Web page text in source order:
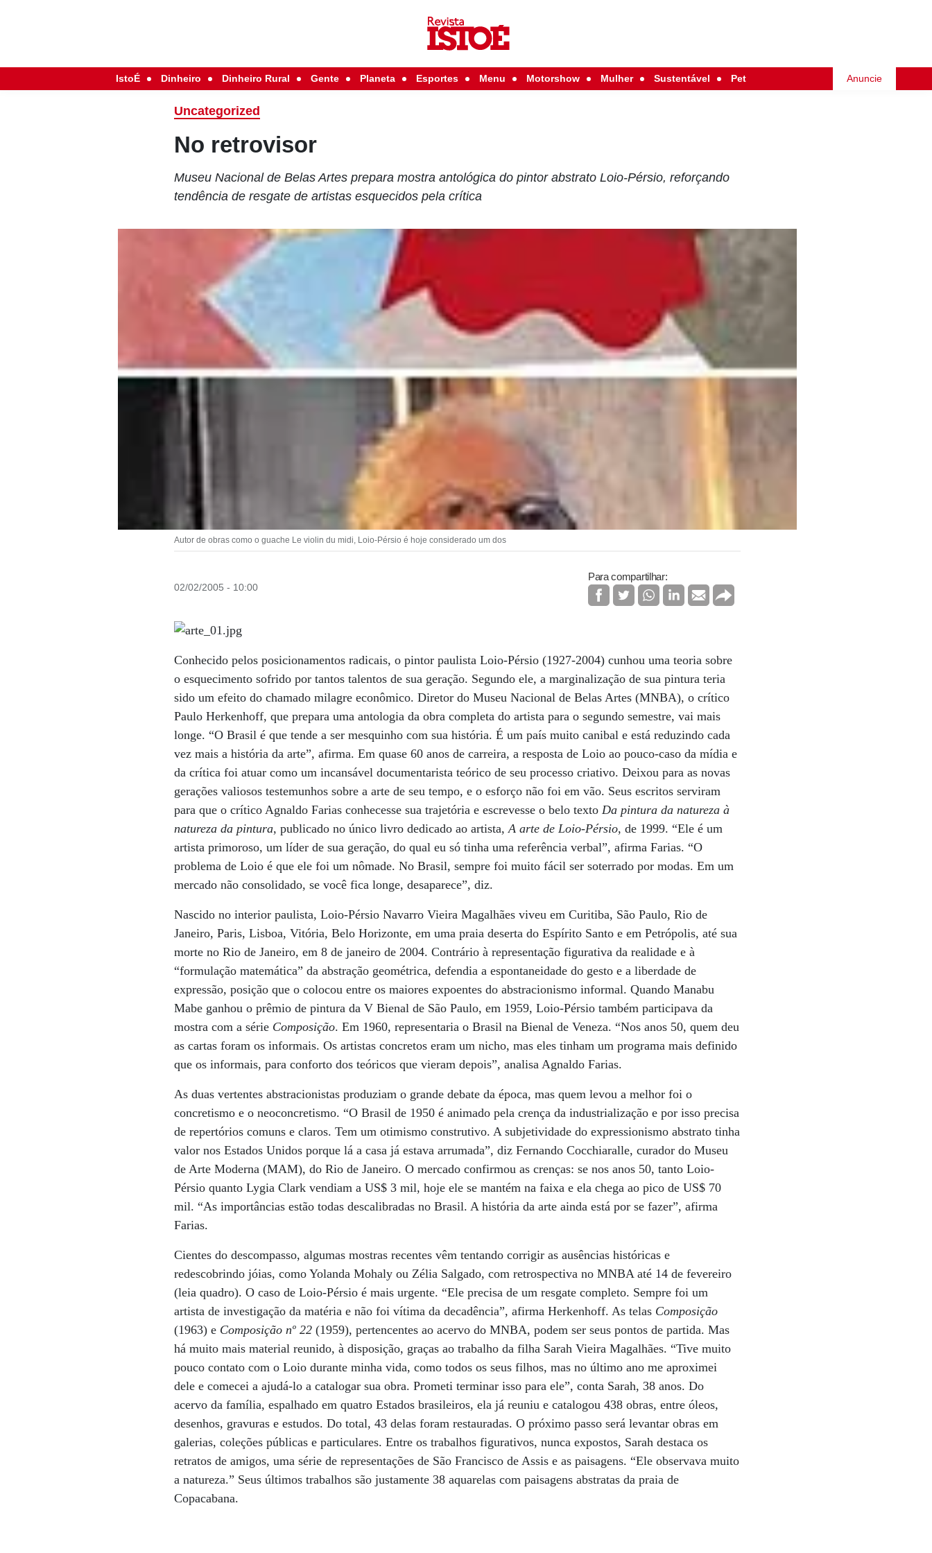
IstoÉ Dinheiro Dinheiro Rural Gente Planeta Esportes Menu Motorshow Mulher Sustentável Pet Anuncie
Uncategorized
No retrovisor
Museu Nacional de Belas Artes prepara mostra antológica do pintor abstrato Loio-Pérsio, reforçando
tendência de resgate de artistas esquecidos pela crítica
Autor de obras como o guache Le violin du midi, Loio-Pérsio é hoje considerado um dos
02/02/2005 - 10:00
Para compartilhar:
Conhecido pelos posicionamentos radicais, o pintor paulista Loio-Pérsio (1927-2004) cunhou uma teoria sobre
o esquecimento sofrido por tantos talentos de sua geração. Segundo ele, a marginalização de sua pintura teria
sido um efeito do chamado milagre econômico. Diretor do Museu Nacional de Belas Artes (MNBA), o crítico
Paulo Herkenhoff, que prepara uma antologia da obra completa do artista para o segundo semestre, vai mais
longe. “O Brasil é que tende a ser mesquinho com sua história. É um país muito canibal e está reduzindo cada
vez mais a história da arte”, afirma. Em quase 60 anos de carreira, a resposta de Loio ao pouco-caso da mídia e
da crítica foi atuar como um incansável documentarista teórico de seu processo criativo. Deixou para as novas
gerações valiosos testemunhos sobre a arte de seu tempo, e o esforço não foi em vão. Seus escritos serviram
para que o crítico Agnaldo Farias conhecesse sua trajetória e escrevesse o belo textoDa pintura da natureza à
natureza da pintura, publicado no único livro dedicado ao artista,A arte de Loio-Pérsio, de 1999. “Ele é um
artista primoroso, um líder de sua geração, do qual eu só tinha uma referência verbal”, afirma Farias. “O
problema de Loio é que ele foi um nômade. No Brasil, sempre foi muito fácil ser soterrado por modas. Em um
mercado não consolidado, se você fica longe, desaparece”, diz.
Nascido no interior paulista, Loio-Pérsio Navarro Vieira Magalhães viveu em Curitiba, São Paulo, Rio de
Janeiro, Paris, Lisboa, Vitória, Belo Horizonte, em uma praia deserta do Espírito Santo e em Petrópolis, até sua
morte no Rio de Janeiro, em 8 de janeiro de 2004. Contrário à representação figurativa da realidade e à
“formulação matemática” da abstração geométrica, defendia a espontaneidade do gesto e a liberdade de
expressão, posição que o colocou entre os maiores expoentes do abstracionismo informal. Quando Manabu
Mabe ganhou o prêmio de pintura da V Bienal de São Paulo, em 1959, Loio-Pérsio também participava da
mostra com a série Composição. Em 1960, representaria o Brasil na Bienal de Veneza. “Nos anos 50, quem deu
as cartas foram os informais. Os artistas concretos eram um nicho, mas eles tinham um programa mais definido
que os informais, para conforto dos teóricos que vieram depois”, analisa Agnaldo Farias.
As duas vertentes abstracionistas produziam o grande debate da época, mas quem levou a melhor foi o
concretismo e o neoconcretismo. “O Brasil de 1950 é animado pela crença da industrialização e por isso precisa
de repertórios comuns e claros. Tem um otimismo construtivo. A subjetividade do expressionismo abstrato tinha
valor nos Estados Unidos porque lá a casa já estava arrumada”, diz Fernando Cocchiaralle, curador do Museu
de Arte Moderna (MAM), do Rio de Janeiro. O mercado confirmou as crenças: se nos anos 50, tanto Loio-
Pérsio quanto Lygia Clark vendiam a US$ 3 mil, hoje ele se mantém na faixa e ela chega ao pico de US$ 70
mil. “As importâncias estão todas descalibradas no Brasil. A história da arte ainda está por se fazer”, afirma
Farias.
Cientes do descompasso, algumas mostras recentes vêm tentando corrigir as ausências históricas e
redescobrindo jóias, como Yolanda Mohaly ou Zélia Salgado, com retrospectiva no MNBA até 14 de fevereiro
(leia quadro). O caso de Loio-Pérsio é mais urgente. “Ele precisa de um resgate completo. Sempre foi um
artista de investigação da matéria e não foi vítima da decadência”, afirma Herkenhoff. As telas Composição
(1963) e Composição nº 22 (1959), pertencentes ao acervo do MNBA, podem ser seus pontos de partida. Mas
há muito mais material reunido, à disposição, graças ao trabalho da filha Sarah Vieira Magalhães. “Tive muito
pouco contato com o Loio durante minha vida, como todos os seus filhos, mas no último ano me aproximei
dele e comecei a ajudá-lo a catalogar sua obra. Prometi terminar isso para ele”, conta Sarah, 38 anos. Do
acervo da família, espalhado em quatro Estados brasileiros, ela já reuniu e catalogou 438 obras, entre óleos,
desenhos, gravuras e estudos. Do total, 43 delas foram restauradas. O próximo passo será levantar obras em
galerias, coleções públicas e particulares. Entre os trabalhos figurativos, nunca expostos, Sarah destaca os
retratos de amigos, uma série de representações de São Francisco de Assis e as paisagens. “Ele observava muito
a natureza.” Seus últimos trabalhos são justamente 38 aquarelas com paisagens abstratas da praia de
Copacabana.